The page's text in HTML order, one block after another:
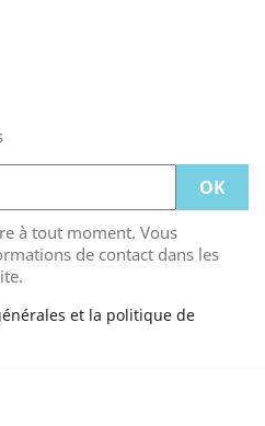
à tout moment. Vous
de contact dans les
et la politique de